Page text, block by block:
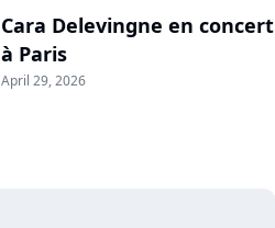
Cara Delevingne en concert
à Paris
April 29, 2026